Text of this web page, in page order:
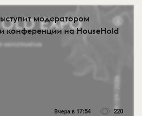
модератором
конференции на HouseHold
Вчера в 17:54 220